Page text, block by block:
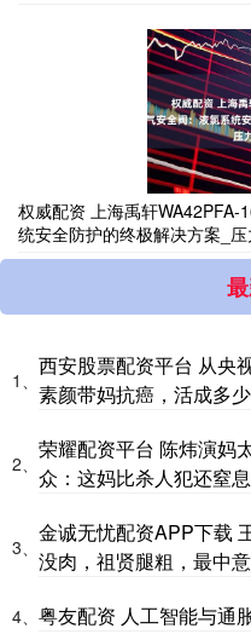
权威配资 上海禹轩
统安全防护的终极解决方案_
1、
西安股票配资平台 从央
素颜带妈抗癌，活成多
2、
荣耀配资平台 陈炜演妈
众：这妈比杀人犯还窒息
3、
金诚无忧配资APP下载
没肉，祖贤腿粗，最中
4、 粤友配资 人工智能与通